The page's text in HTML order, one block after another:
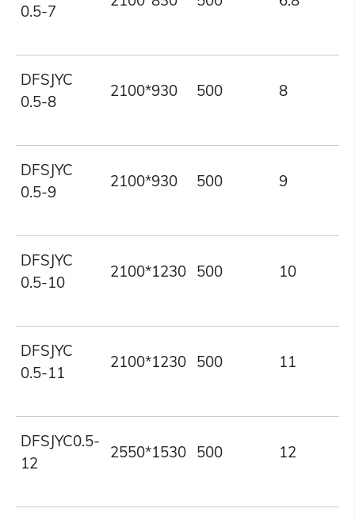
0.5-7
DFSJYC
0.5-8
2100*930 500 8
DFSJYC
0.5-9
2100*930 500 9
DFSJYC
0.5-10
2100*1230 500 10
DFSJYC
0.5-11
2100*1230 500 11
DFSJYC0.5-
12
2550*1530 500 12